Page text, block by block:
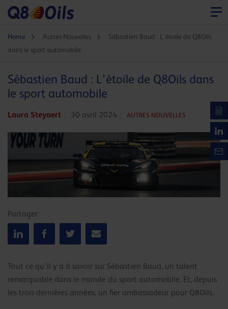
Home Autres Nouvelles
Sébastien Baud : L’étoile de Q8Oils
dans le sport automobile
Sébastien Baud : L’étoile de Q8Oils dans
le sport automobile
Laura Steyaert 30 avril 2024 AUTRES NOUVELLES
Partager:
Tout ce qu’il y a à savoir sur Sébastien Baud, un talent
remarquable dans le monde du sport automobile. Et, depuis
les trois dernières années, un fier ambassadeur pour Q8Oils.